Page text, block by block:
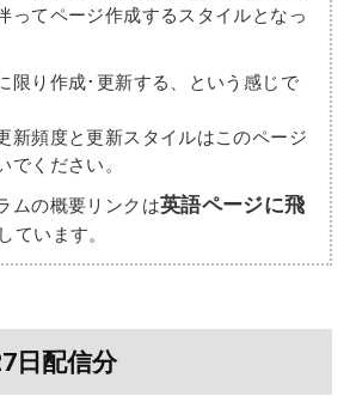
ってページ作成するスタイルとなっ
限り作成･更新する、という感じで
新頻度と更新スタイルはこのページ
でください。
ムの概要リンクは英語ページに飛
ています。
日配信分